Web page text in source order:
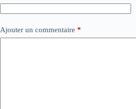
Ajouter un commentaire *